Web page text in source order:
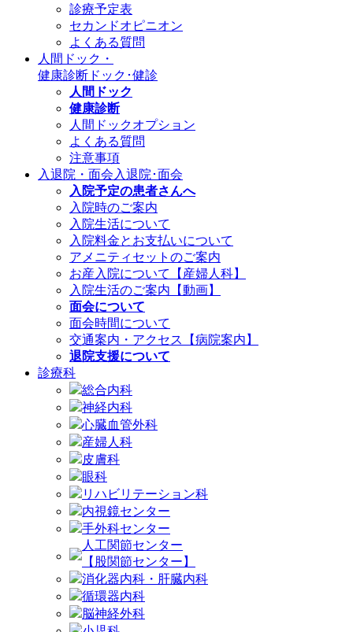
診療予定表
セカンドオピニオン
よくある質問
人間ドック・
健康診断 ドック･健診
人間ドック
健康診断
人間ドックオプション
よくある質問
注意事項
入退院・面会 入退院･面会
入院予定の患者さんへ
入院時のご案内
入院生活について
入院料金とお支払いについて
アメニティセットのご案内
お産入院について【産婦人科】
入院生活のご案内【動画】
面会について
面会時間について
交通案内・アクセス【病院案内】
退院支援について
診療科
総合内科
神経内科
心臓血管外科
産婦人科
皮膚科
眼科
リハビリテーション科
内視鏡センター
手外科センター
人工関節センター
【股関節センター】
消化器内科・肝臓内科
循環器内科
脳神経外科